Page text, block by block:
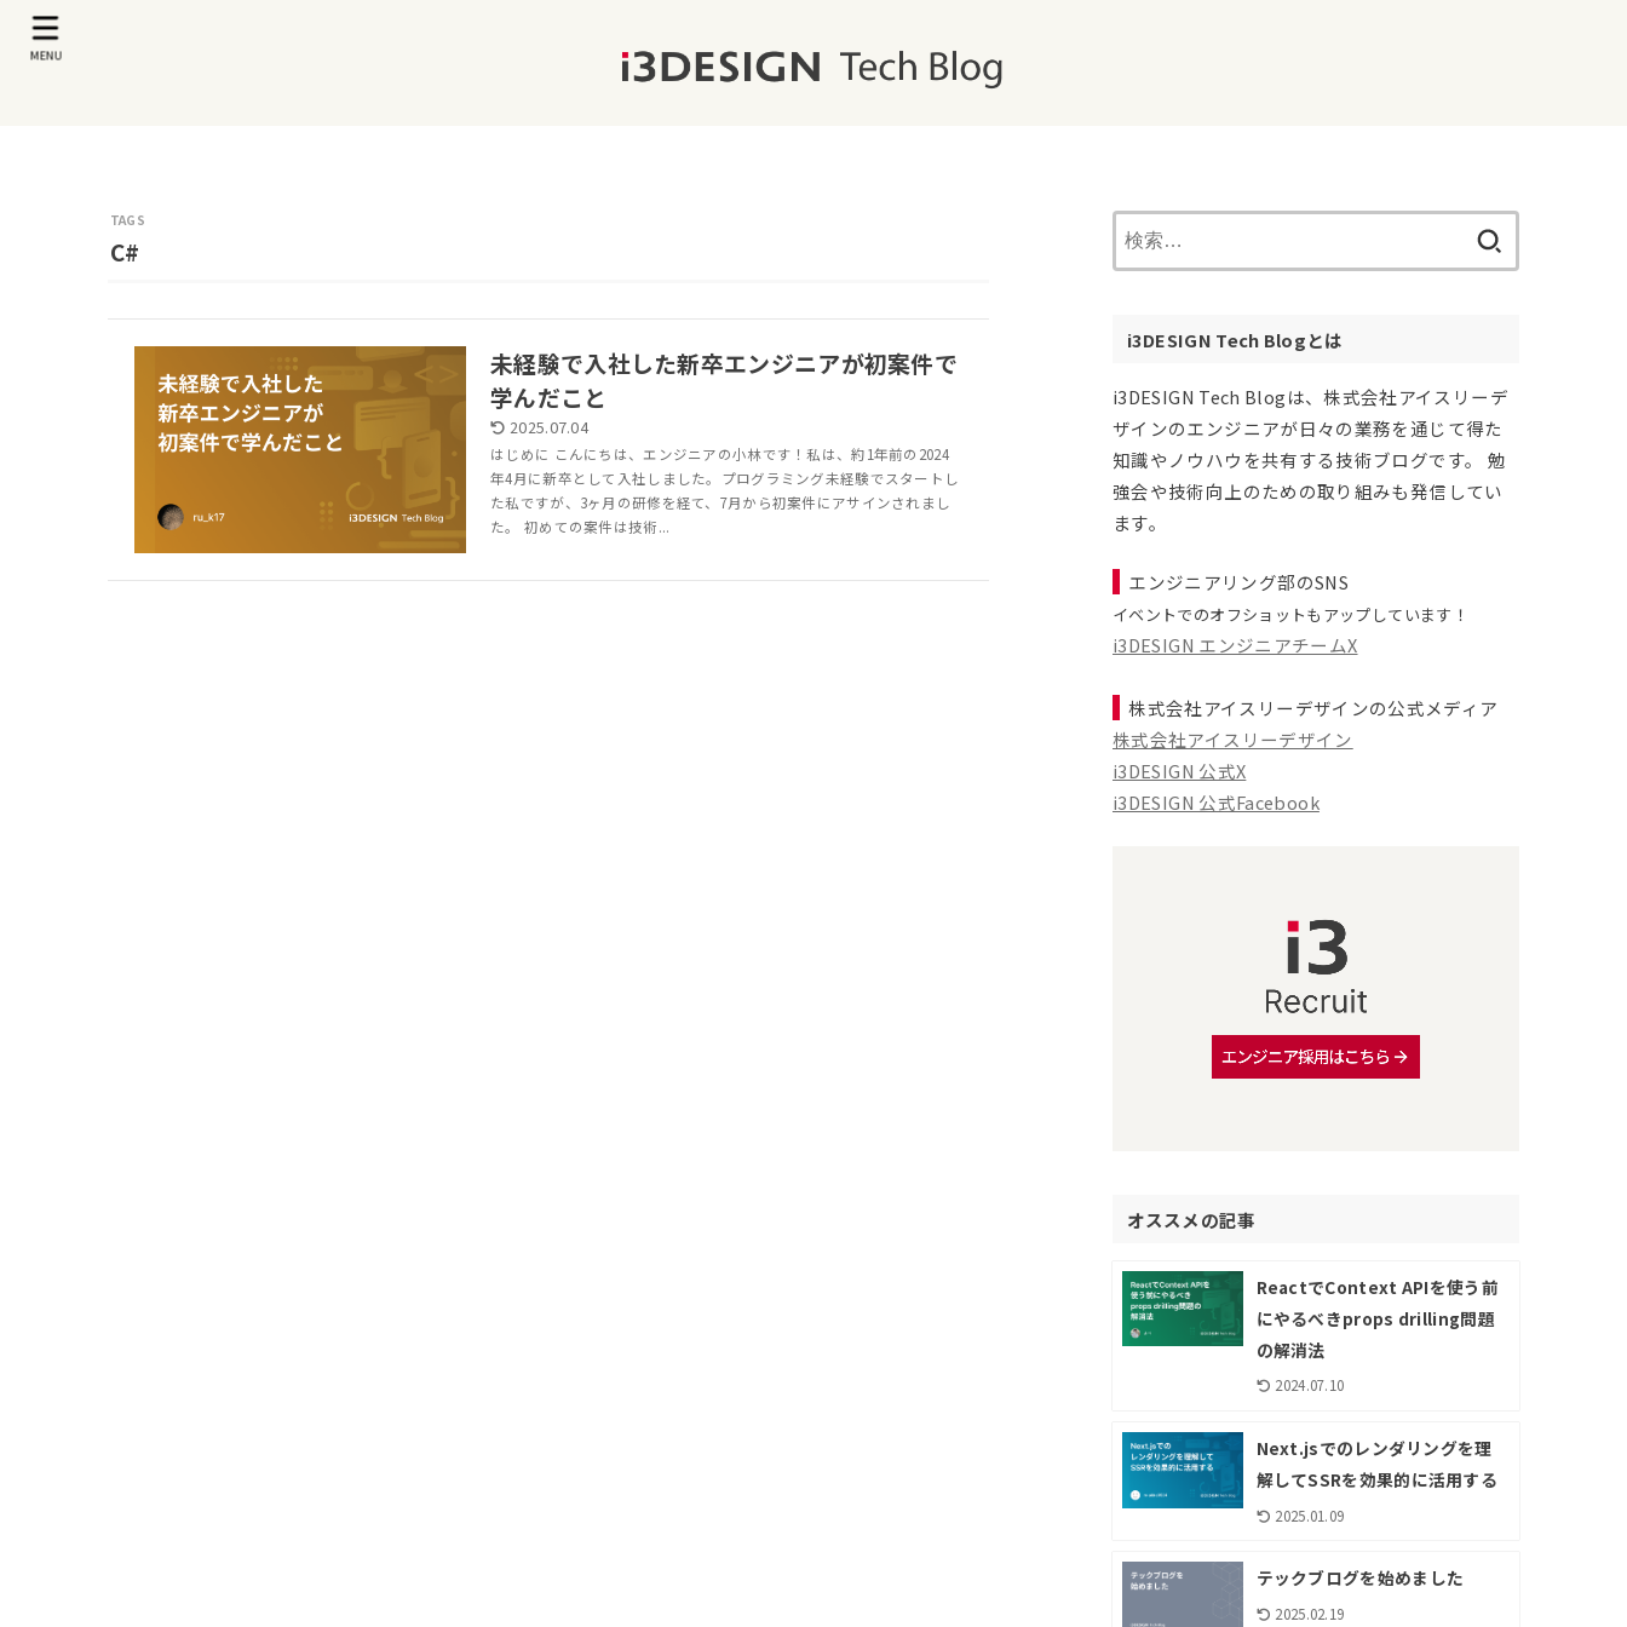
MENU
C#
未経験で入社した新卒エンジニアが初案件で
学んだこと
2025.07.04
はじめに こんにちは、エンジニアの小林です！私は、約1年前の2024
年4月に新卒として入社しました。プログラミング未経験でスタートし
た私ですが、3ヶ月の研修を経て、7月から初案件にアサインされまし
た。 初めての案件は技術...
i3DESIGN Tech Blogとは
i3DESIGN Tech Blogは、株式会社アイスリーデ
ザインのエンジニアが日々の業務を通じて得た
知識やノウハウを共有する技術ブログです。 勉
強会や技術向上のための取り組みも発信してい
ます。
エンジニアリング部のSNS
イベントでのオフショットもアップしています！
i3DESIGN エンジニアチームX
株式会社アイスリーデザインの公式メディア
株式会社アイスリーデザイン
i3DESIGN 公式X
i3DESIGN 公式Facebook
オススメの記事
ReactでContext APIを使う前
にやるべきprops drilling問題
の解消法
2024.07.10
Next.jsでのレンダリングを理
解してSSRを効果的に活用する
2025.01.09
テックブログを始めました
2025.02.19